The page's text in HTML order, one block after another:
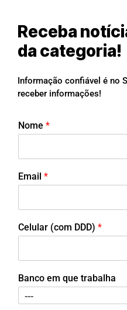
Receba
da categoria!
Informação confiável é no
receber informações!
Nome *
Email *
Celular (com DDD) *
Banco em que trabalha